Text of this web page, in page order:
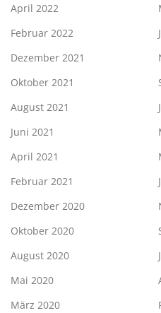
April 2022
Februar 2022
Dezember 2021
Oktober 2021
August 2021
Juni 2021
April 2021
Februar 2021
Dezember 2020
Oktober 2020
August 2020
Mai 2020
März 2020